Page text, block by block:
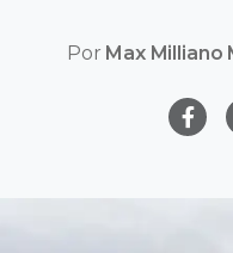
Por Max Milliano